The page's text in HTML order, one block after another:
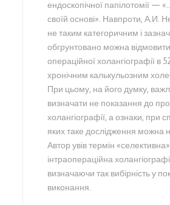
ендоскопічної папілотомії —
своїй основі». Навпроти, А.И.
не таким категоричним і
обгрунтовано можна
операційної холангіографії в
хронічним калькульозним
При цьому, на його думку,
визначати не показання до
холангіографії, а ознаки, при
яких таке дослідження можна
Автор увів термін «селективна»
інтраопераційна
визначаючи так вибірність у
виконання.